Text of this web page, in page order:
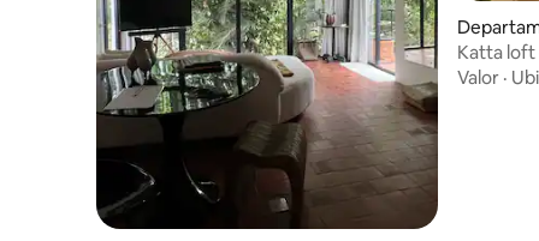
n Kuta
Katta loft
Reload
Valor ·